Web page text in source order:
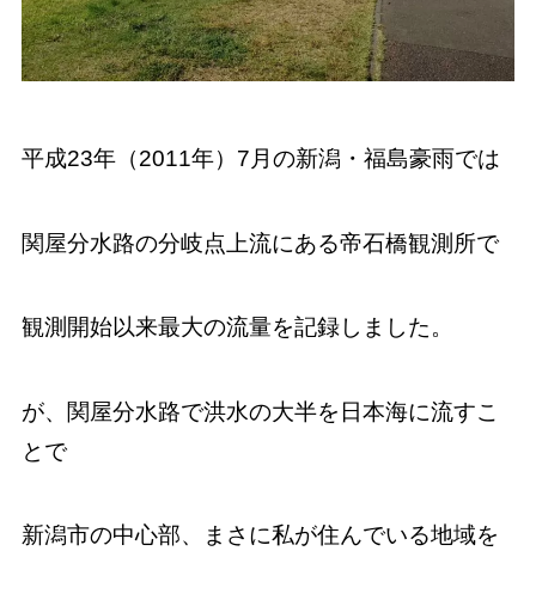
平成23年（2011年）7月の新潟・福島豪雨では
関屋分水路の分岐点上流にある帝石橋観測所で
観測開始以来最大の流量を記録しました。
が、関屋分水路で洪水の大半を日本海に流すこ
とで
新潟市の中心部、まさに私が住んでいる地域を